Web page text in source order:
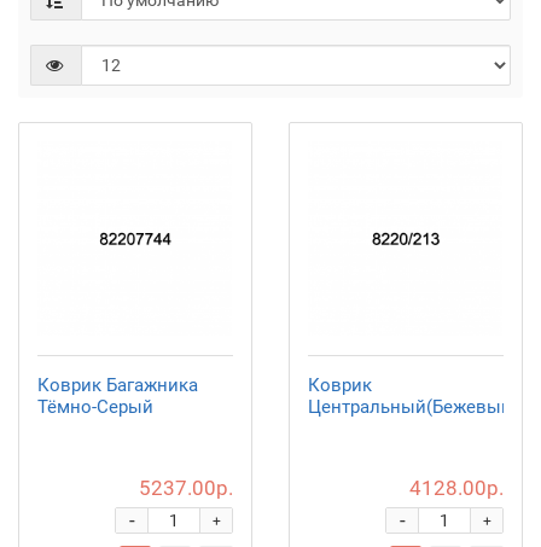
Коврик Багажника
Тёмно-Серый
5237.00р.
+
-
Коврик
Центральный(Бежевый)
4128.00р.
+
-